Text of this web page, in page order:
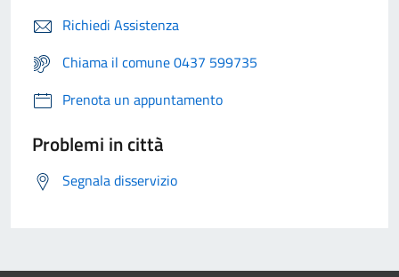
Richiedi Assistenza
Chiama il comune 0437 599735
Prenota un appuntamento
Problemi in città
Segnala disservizio